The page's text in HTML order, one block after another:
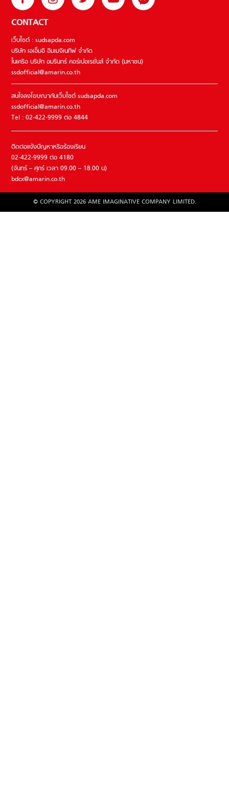
CONTACT
เว็บไซต์ : sudsapda.com
บริษัท เอเอ็มอี อิมเมจิเนทีฟ จำกัด
ในเครือ บริษัท อมรินทร์ คอร์เปอเรชั่นส์ จำกัด (มหาชน)
ssdofficial@amarin.co.th
สนใจลงโฆษณากับเว็บไซต์ sudsapda.com
ssdofficial@amarin.co.th
Tel : 02-422-9999 ต่อ 4844
ติดต่อแจ้งปัญหาหรือร้องเรียน
02-422-9999 ต่อ 4180
(จันทร์ – ศุกร์ เวลา 09.00 – 18.00 น)
bdcx@amarin.co.th
© COPYRIGHT 2026 AME IMAGINATIVE COMPANY LIMITED.